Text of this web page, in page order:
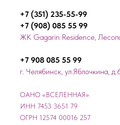
+7 (351) 235-55-99
+7 (908) 085 55 99
ЖК Gagarin Residence,
+7 908 085 55 99
г. Челябинск, ул.Яблочкина,
ОАНО «ВСЕЛЕННАЯ»
ИНН 7453 3651 79
ОГРН 12574 00016 257